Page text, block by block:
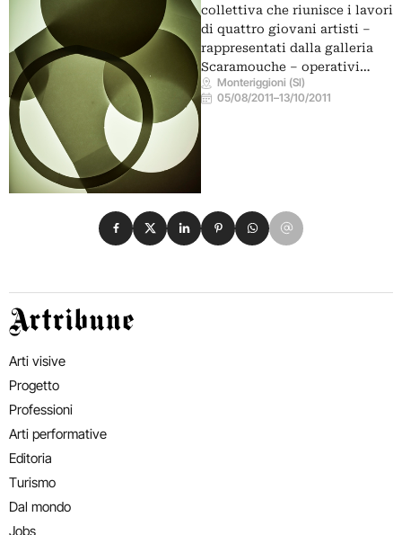
collettiva che riunisce i lavori
di quattro giovani artisti –
rappresentati dalla galleria
Scaramouche – operativi…
Monteriggioni (SI)
05/08/2011–13/10/2011
Condividi su Facebook
Condividi su X
Condividi su LinkedIn
Condividi su Pinterest
Condividi su WhatsApp
Condividi su Email
Artribune
Arti visive
Progetto
Professioni
Arti performative
Editoria
Turismo
Dal mondo
Jobs